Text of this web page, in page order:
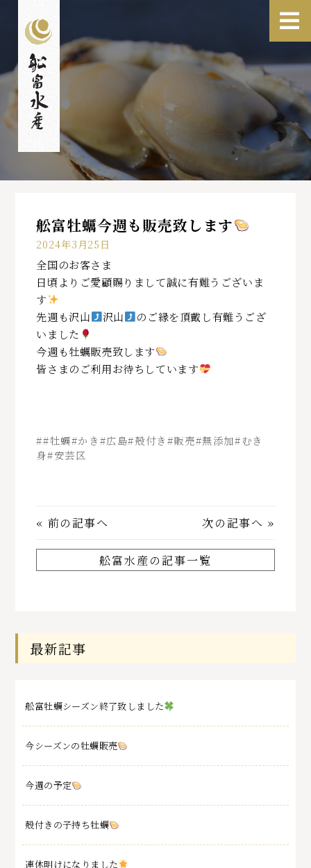
舩富牡蠣今週も販売致します
2024年3月25日
全国のお客さま
日頃よりご愛顧賜りまして誠に有難うございま
す
先週も沢山
沢山
のご縁を頂戴し有難うござ
いました
今週も牡蠣販売致します
皆さまのご利用お待ちしています
##牡蠣#かき#広島#殻付き#販売#無添加#むき
身#安芸区
« 前の記事へ 次の記事へ »
舩富水産の記事一覧
最新記事
舩富牡蠣シーズン終了致しました
今シーズンの牡蠣販売
今週の予定
殻付きの子持ち牡蠣
連休明けになりました